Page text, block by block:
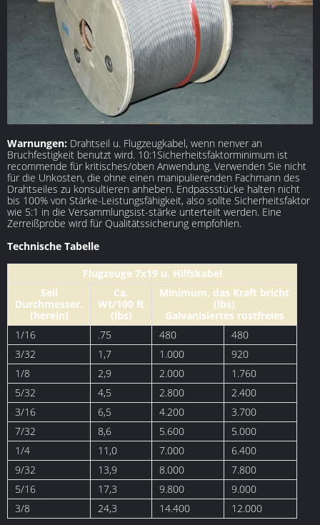
Warnungen: Drahtseil u. Flugzeugkabel, wenn nenver an
Bruchfestigkeit benutzt wird. 10:1Sicherheitsfaktorminimum ist
recommende für kritisches/oben Anwendung. Verwenden Sie nicht
für die Unkosten, die ohne einen manipulierenden Fachmann des
Drahtseiles zu konsultieren anheben. Endpassstücke halten nicht
bis 100% von Stärke-Leistungsfähigkeit, also sollte Sicherheitsfaktor
wie 5:1 in die Versammlungsist-stärke unterteilt werden. Eine
Zerreißprobe wird für Qualitätssicherung empfohlen.
Technische Tabelle
Flugzeuge 7x19 u. Hilfskabel
Seil
Durchmesser.
(herein)
Ca.
Wt/100 ft
(lbs)
Minimum, das Kraft bricht
(lbs)
Galvanisiertes rostfreies
1/16
.75 480
480
3/32
1,7 1.000
920
1/8
2,9 2.000
1.760
5/32
4,5 2.800
2.400
3/16
6,5 4.200
3.700
7/32
8,6 5.600
5.000
1/4
11,0 7.000
6.400
9/32
13,9 8.000
7.800
5/16
17,3 9.800
9.000
3/8
24,3 14.400 12.000